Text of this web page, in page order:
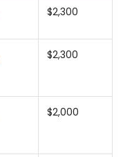
$2,300
$2,300
$2,000